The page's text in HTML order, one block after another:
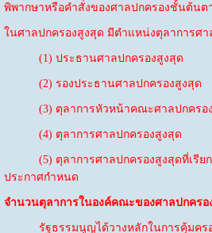
พิพากษาหรือคำสั่งของศาลปกครองชั้นต้นต
ในศาลปกครองสูงสุด มีตำแหน่งตุลาการศา
(1) ประธานศาลปกครองสูงสุด
(2) รองประธานศาลปกครองสูงสุด
(3) ตุลาการหัวหน้าคณะศาลปกครอง
(4) ตุลาการศาลปกครองสูงสุด
(5) ตุลาการศาลปกครองสูงสุดที่เรียกชื่
ประกาศกำหนด
จำนวนตุลาการในองค์คณะของศาลปกครอ
รัฐธรรมนูญได้วางหลักในการคุ้มครอ